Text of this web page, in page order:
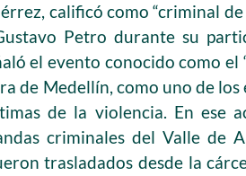
calificó como “criminal
Petro durante su
el evento conocido como el
de Medellín, como uno de los
de la violencia. En ese
criminales del Valle de
trasladados desde la